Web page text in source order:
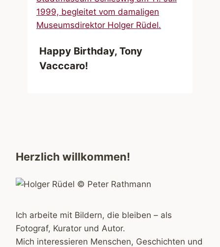
Happy Birthday, Tony
Vacccaro!
Herzlich willkommen!
Ich arbeite mit Bildern, die bleiben – als
Fotograf, Kurator und Autor.
Mich interessieren Menschen, Geschichten und